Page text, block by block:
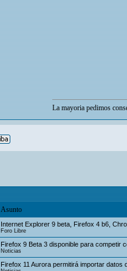
La mayoria pedimos
Asunto
Internet Explorer 9 beta, Firefox 4 b6,
Foro Libre
Firefox 9 Beta 3 disponible para competir
Noticias
Firefox 11 Aurora permitirá importar datos